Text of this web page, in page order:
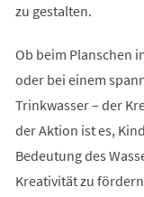
zu gestalten.
Ob beim Planschen
oder bei einem
Trinkwasser – der
der Aktion ist es,
Bedeutung des
Kreativität zu